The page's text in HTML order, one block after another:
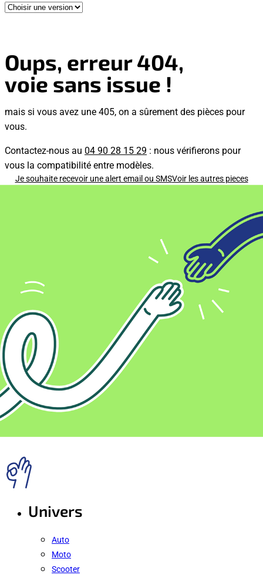
Oups, erreur 404,
voie sans issue !
mais si vous avez une 405, on a sûrement des pièces pour
vous.
Contactez-nous au 04 90 28 15 29 : nous vérifierons pour
vous la compatibilité entre modèles.
Je souhaite recevoir une alert email ou SMSVoir les autres pieces
Univers
Auto
Moto
Scooter